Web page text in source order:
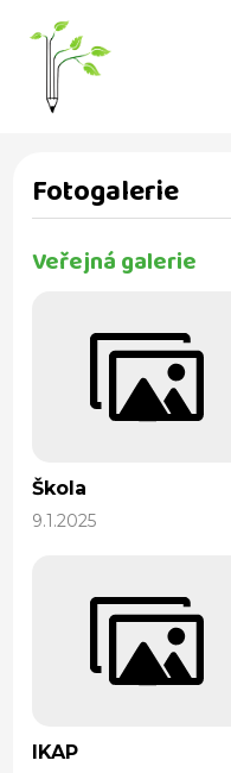
Fotogalerie
Veřejná galerie
Škola
9.1.2025
IKAP